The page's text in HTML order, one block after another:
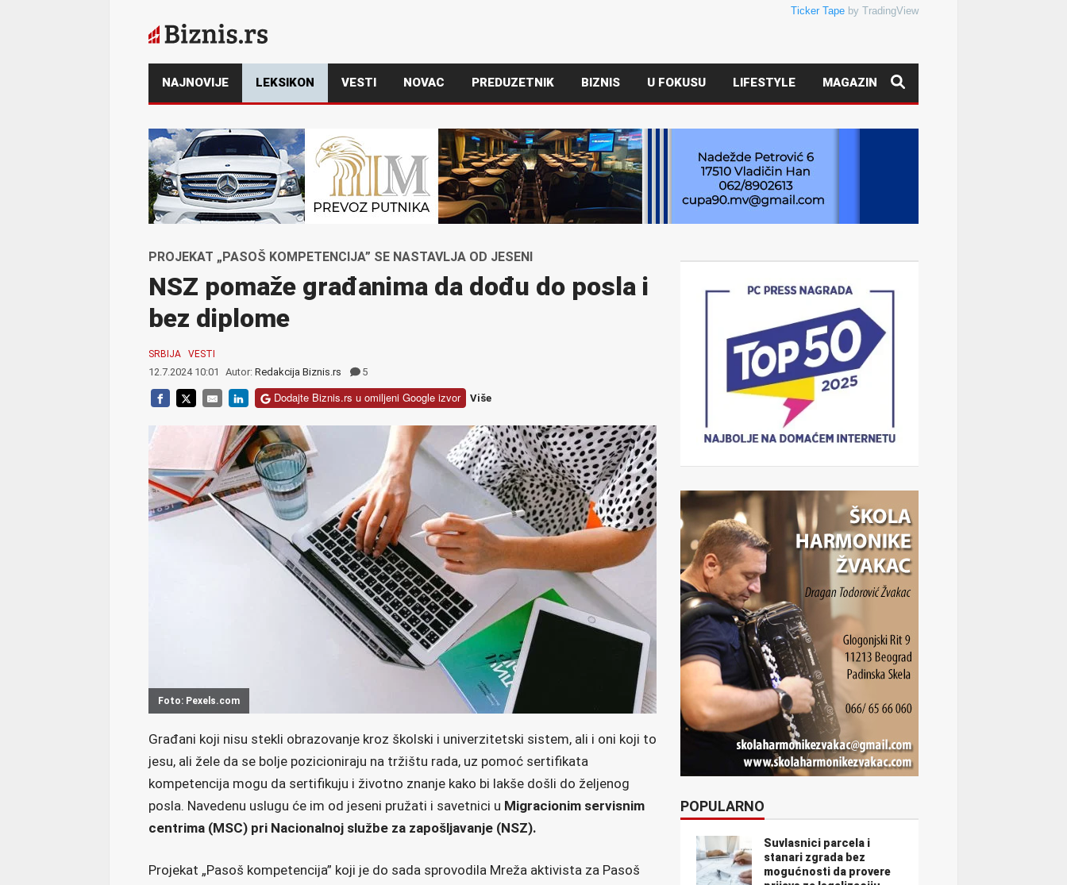
Ticker Tape by TradingView
NAJNOVIJE LEKSIKON VESTI NOVAC PREDUZETNIK BIZNIS U FOKUSU LIFESTYLE MAGAZIN
PROJEKAT „PASOŠ KOMPETENCIJA” SE NASTAVLJA OD JESENI
NSZ pomaže građanima da dođu do posla i
bez diplome
SRBIJA VESTI
12.7.2024 10:01 Autor: Redakcija Biznis.rs 5
Dodajte Biznis.rs u omiljeni Google izvor Više
Foto: Pexels.com
Građani koji nisu stekli obrazovanje kroz školski i univerzitetski sistem, ali i oni koji to
jesu, ali žele da se bolje pozicioniraju na tržištu rada, uz pomoć sertifikata
kompetencija mogu da sertifikuju i životno znanje kako bi lakše došli do željenog
posla. Navedenu uslugu će im od jeseni pružati i savetnici u Migracionim servisnim
centrima (MSC) pri Nacionalnoj službe za zapošljavanje (NSZ).
Projekat „Pasoš kompetencija” koji je do sada sprovodila Mreža aktivista za Pasoš
POPULARNO
Suvlasnici parcela i
stanari zgrada bez
mogućnosti da provere